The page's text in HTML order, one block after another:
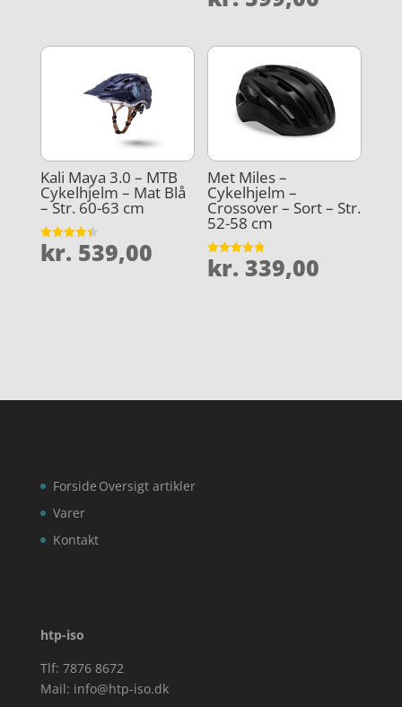
3.8
Kali Maya 3.0 – MTB
Cykelhjelm – Mat Blå
– Str. 60-63 cm
Vurderet
4.4
kr. 539,00
Met Miles –
Cykelhjelm –
Crossover – Sort – Str.
52-58 cm
Vurderet
4.8
kr. 339,00
Forside
Varer
Kontakt
Oversigt artikler
htp-iso
Tlf: 7876 8672
Mail: info@htp-iso.dk